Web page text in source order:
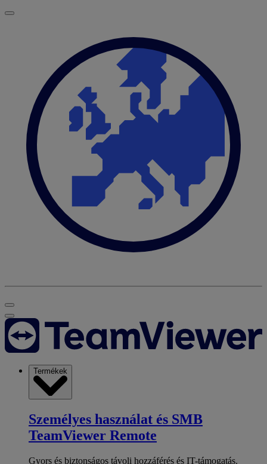
Termékek
Személyes használat és SMB
TeamViewer Remote
Gyors és biztonságos távoli hozzáférés és IT-támogatás.